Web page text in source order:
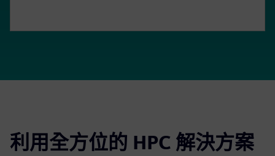
利用全方位的 HPC 解決方案